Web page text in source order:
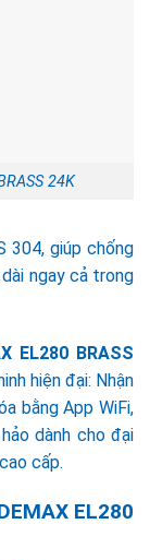
24K
304, giúp chống
ngay cả trong
EL280 BRASS
hiện đại: Nhận
bằng App WiFi,
dành cho đại
cấp.
EL280